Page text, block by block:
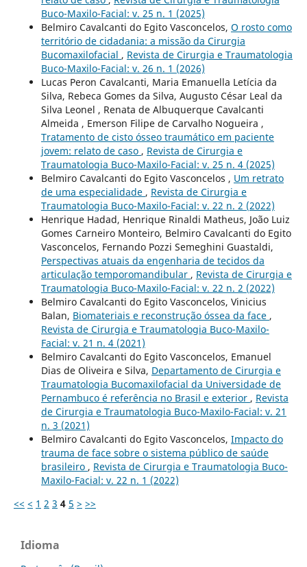
Buco-Maxilo-Facial: v. 25 n. 1 (2025)
Belmiro Cavalcanti do Egito Vasconcelos, O rosto como
território de cidadania: a missão da Cirurgia
Bucomaxilofacial , Revista de Cirurgia e Traumatologia
Buco-Maxilo-Facial: v. 26 n. 1 (2026)
Lucas Peron Cavalcanti, Maria Emanuella Letícia da
Silva, Rebeca Gomes da Silva, Augusto César Leal da
Silva Leonel , Renata de Albuquerque Cavalcanti
Almeida , Emerson Filipe de Carvalho Nogueira ,
Tratamento de cisto ósseo traumático em paciente
jovem: relato de caso , Revista de Cirurgia e
Traumatologia Buco-Maxilo-Facial: v. 25 n. 4 (2025)
Belmiro Cavalcanti do Egito Vasconcelos , Um retrato
de uma especialidade , Revista de Cirurgia e
Traumatologia Buco-Maxilo-Facial: v. 22 n. 2 (2022)
Henrique Hadad, Henrique Rinaldi Matheus, João Luiz
Gomes Carneiro Monteiro, Belmiro Cavalcanti do Egito
Vasconcelos, Fernando Pozzi Semeghini Guastaldi,
Perspectivas atuais da engenharia de tecidos da
articulação temporomandibular , Revista de Cirurgia e
Traumatologia Buco-Maxilo-Facial: v. 22 n. 2 (2022)
Belmiro Cavalcanti do Egito Vasconcelos, Vinicius
Balan, Biomateriais e reconstrução óssea da face ,
Revista de Cirurgia e Traumatologia Buco-Maxilo-
Facial: v. 21 n. 4 (2021)
Belmiro Cavalcanti do Egito Vasconcelos, Emanuel
Dias de Oliveira e Silva, Departamento de Cirurgia e
Traumatologia Bucomaxilofacial da Universidade de
Pernambuco é referência no Brasil e exterior , Revista
de Cirurgia e Traumatologia Buco-Maxilo-Facial: v. 21
n. 3 (2021)
Belmiro Cavalcanti do Egito Vasconcelos, Impacto do
trauma de face sobre o sistema público de saúde
brasileiro , Revista de Cirurgia e Traumatologia Buco-
Maxilo-Facial: v. 22 n. 1 (2022)
<< < 1 2 3 4 5 > >>
Idioma